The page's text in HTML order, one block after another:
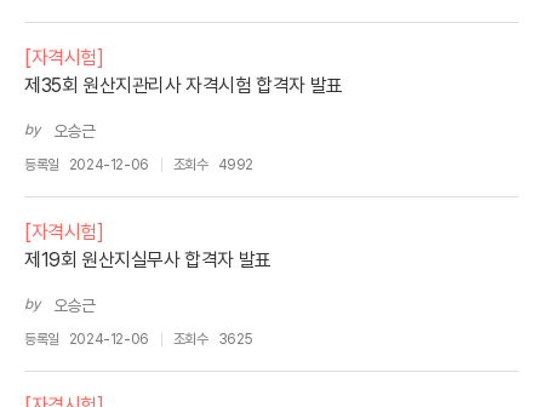
[자격시험]
제35회 원산지관리사 자격시험 합격자 발표
by 오승근
등록일 2024-12-06 조회수 4992
[자격시험]
제19회 원산지실무사 합격자 발표
by 오승근
등록일 2024-12-06 조회수 3625